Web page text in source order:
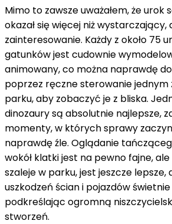
Mimo to zawsze uważałem, że urok
okazał się więcej niż
zainteresowanie. Każdy z około 75
gatunków jest cudownie
animowany, co można naprawdę
poprzez ręczne sterowanie jednym
parku, aby zobaczyć je z bliska.
dinozaury są absolutnie najlepsze,
momenty, w których sprawy
naprawdę źle. Oglądanie
wokół klatki jest na pewno fajne,
szaleje w parku, jest jeszcze lepsze,
uszkodzeń ścian i pojazdów
podkreślając ogromną
stworzeń.